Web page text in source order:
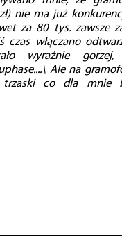
nie ma już
za 80 tys. zawsze
włączano
wyraźnie gorzej,
Ale na
trzaski co dla mnie